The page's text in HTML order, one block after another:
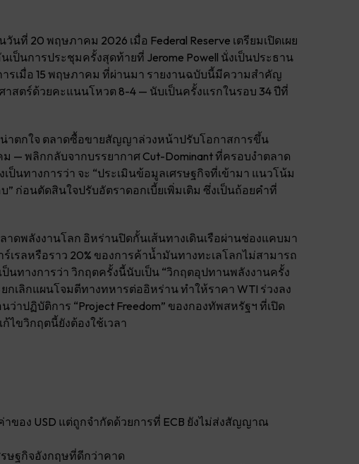
ที่ 20 พฤษภาคม 2026 เมื่อ Federal Reserve เตรียมเปิดเผย
เป็นการประชุมครั้งสุดท้ายที่ Jerome Powell นั่งเป็นประธาน
ารเมื่อ 15 พฤษภาคม ที่ผ่านมา รายงานฉบับนี้มีความสำคัญ
สตร์ด้วยคะแนนโหวต 8-4 — นับเป็นครั้งแรกในรอบ 34 ปีที่
น่าตกใจ ตลาดซื้อขายสัญญาล่วงหน้าปรับโอกาสการขึ้น
— พลิกกลับจากบรรยากาศ Cut-Dominant ที่ครอบงำตลาด
นทางการว่า จะ “ประเมินข้อมูลเศรษฐกิจที่เข้ามา แนวโน้ม
ก่อนตัดสินใจปรับอัตราดอกเบี้ยเพิ่มเติม ซึ่งเป็นถ้อยคำที่
ดพลังงานโลก อิหร่านปิดกั้นเส้นทางเดินเรือผ่านช่องแคบมา
รลหรือราว 20% ของการค้าน้ำมันทางทะเลโลกไม่สามารถ
นทางการว่า วิกฤตครั้งนี้นับเป็น “วิกฤตอุปทานพลังงานครั้ง
เลิกแผนโจมตีทางทหารต่ออิหร่าน ทำให้ราคา WTI ร่วงลง
าปฏิบัติการ “Project Freedom” ของกองทัพสหรัฐฯ ที่เปิด
ไขวิกฤตนี้ยังต้องใช้เวลา
าของ USD แต่ถูกจำกัดด้วยการที่ ECB ยังไม่ส่งสัญญาณ
รษฐกิจอังกฤษที่ดีกว่าคาด